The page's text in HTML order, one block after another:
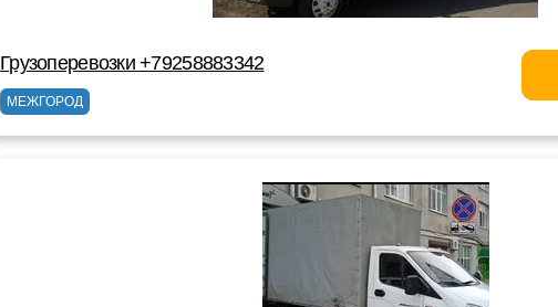
Грузоперевозки +79258883342
МЕЖГОРОД